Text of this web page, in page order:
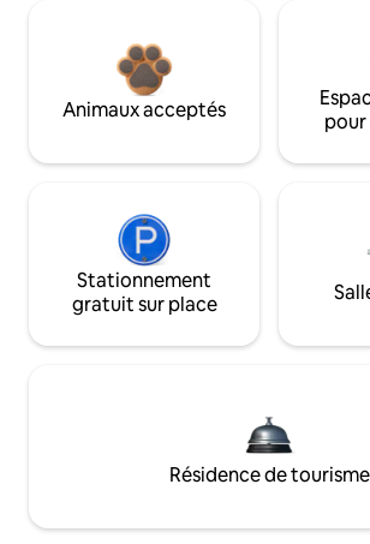
Animaux acceptés
Stationnement
gratuit sur place
Résidence de tourisme